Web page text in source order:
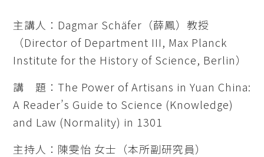
主講人：Dagmar Schäfer（薛鳳）教授
（Director of Department III, Max Planck
Institute for the History of Science, Berlin）
講 題：The Power of Artisans in Yuan China:
A Reader’s Guide to Science (Knowledge)
and Law (Normality) in 1301
主持人：陳雯怡 女士（本所副研究員）